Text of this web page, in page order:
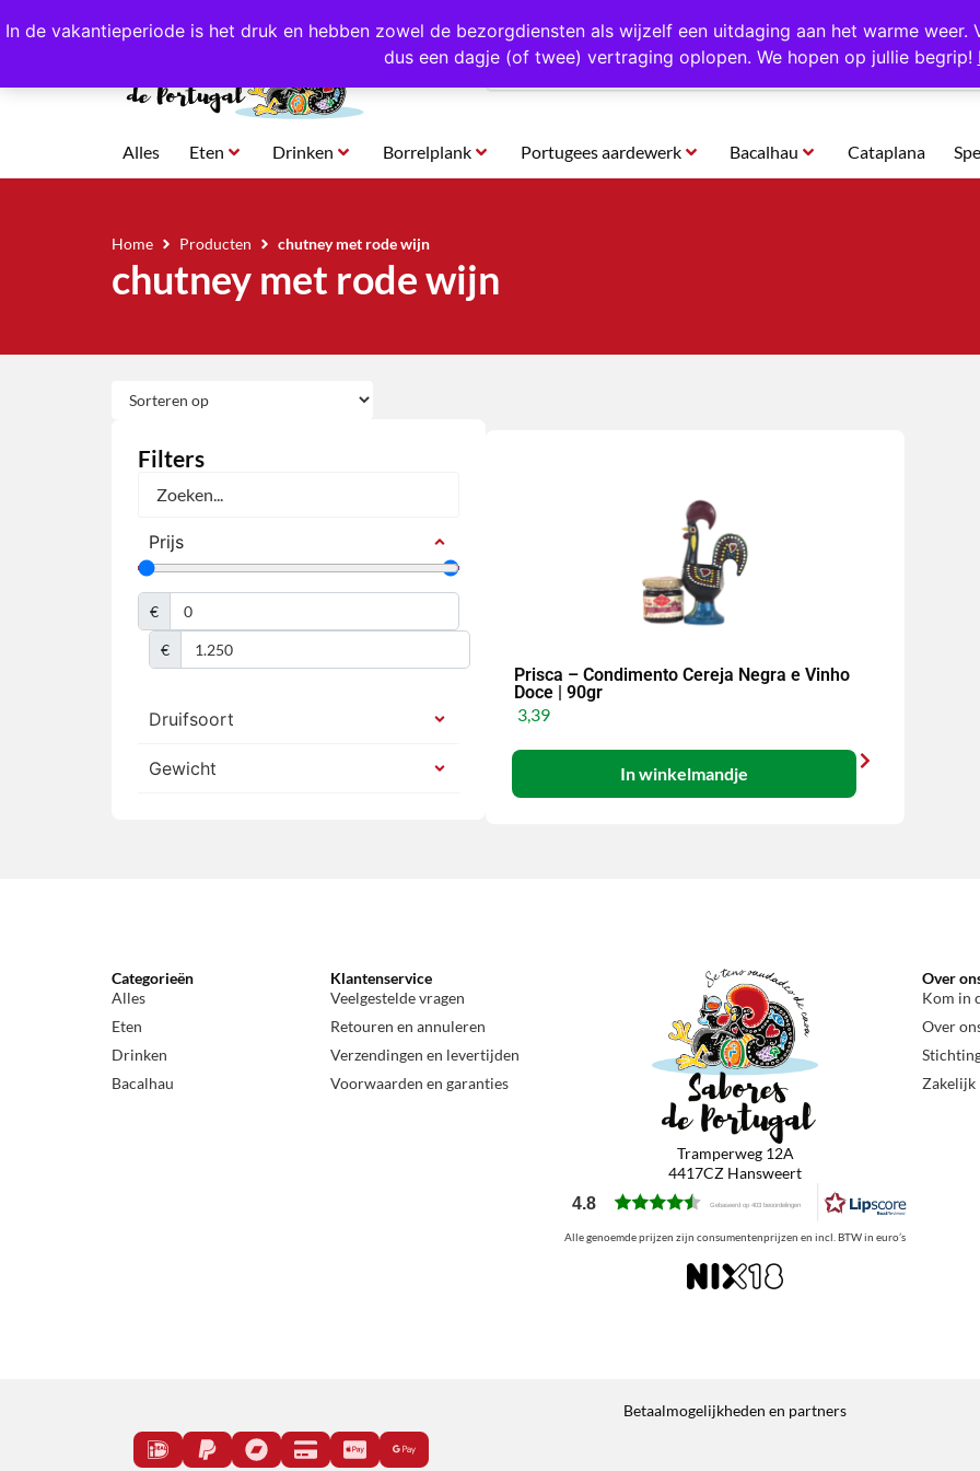
In de vakantieperiode is het druk en hebben zowel de bezorgdiensten als wijzelf een uitdaging aan het warme weer.
dus een dagje (of twee) vertraging oplopen. We hopen op jullie begrip!
4,8/5,0 sterren beoordeeld! Eigen import uit Portugal Altijd 1000 verschillende producten op voorraad Gratis
Alles Eten Drinken Borrelplank Portugees aardewerk Bacalhau Cataplana
Home Producten chutney met rode wijn
chutney met rode wijn
Filters
Prijs
€
€
Druifsoort
Gewicht
Prisca – Condimento Cereja Negra e Vinho
Doce | 90gr
3,39
In winkelmandje
Categorieën
Alles
Eten
Drinken
Bacalhau
Klantenservice
Veelgestelde vragen
Retouren en annuleren
Verzendingen en levertijden
Voorwaarden en garanties
Tramperweg 12A
4417CZ Hansweert
4.8 Gebaseerd op 403 beoordelingen
Alle genoemde prijzen zijn consumentenprijzen en incl. BTW in euro’s
Over
Kom in
Over
Zakelijk
Betaalmogelijkheden en partners